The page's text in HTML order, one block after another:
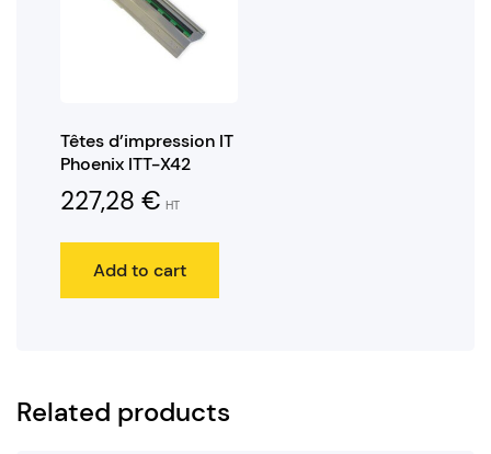
Têtes d’impression IT
Phoenix ITT-X42
227,28 € HT
Add to cart
Related products